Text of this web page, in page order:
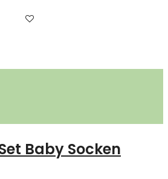
Baby Socken